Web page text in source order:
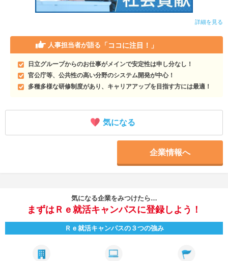
詳細を見る
人事担当者が語る 「ココに注目！」
日立グループからのお仕事がメインで安定性は申し分なし！
官公庁等、公共性の高い分野のシステム開発が中心！
多種多様な研修制度があり、キャリアアップを目指す方には最適！
気になる
企業情報へ
気になる企業をみつけたら…
まずはＲｅ就活キャンパスに登録しよう！
Ｒｅ就活キャンパスの３つの強み